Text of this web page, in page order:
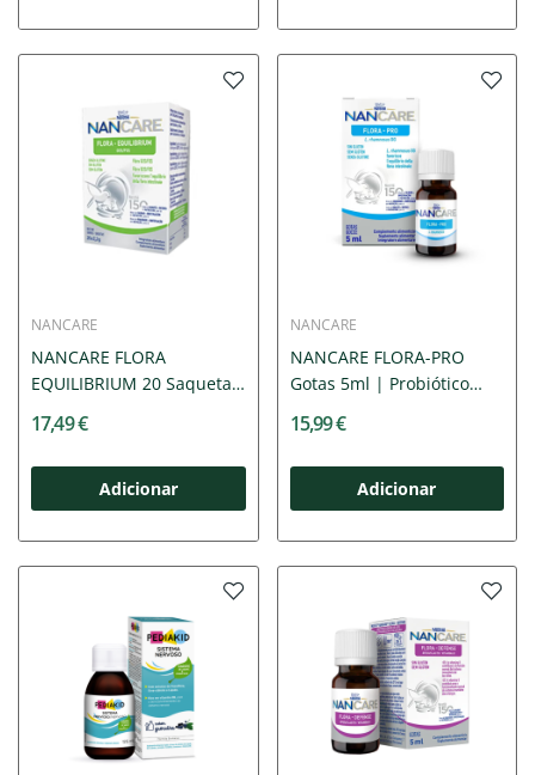
NANCARE
NANCARE FLORA
EQUILIBRIUM 20 Saquetas
17,49 €
Adicionar
NANCARE
NANCARE FLORA-PRO
Gotas 5ml | Probiótico
15,99 €
Adicionar